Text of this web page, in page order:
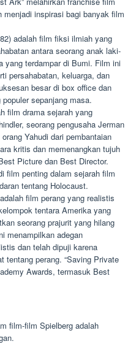
inspirasi bagi banyak film
adalah film fiksi ilmiah yang
antara seorang anak laki-
yang terdampar di Bumi. Film ini
persahabatan, keluarga, dan
besar di box office dan
sepanjang masa.
film drama sejarah yang
seorang pengusaha Jerman
Yahudi dari pembantaian
kritis dan memenangkan tujuh
Picture dan Best Director.
film penting dalam sejarah film
tentang Holocaust.
film perang yang realistis
tentara Amerika yang
seorang prajurit yang hilang
menampilkan adegan
dan telah dipuji karena
tentang perang. “Saving Private
Awards, termasuk Best
film-film Spielberg adalah